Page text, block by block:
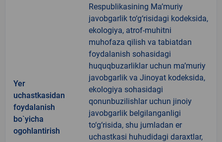
Yer
uchastkasidan
foydalanish
bo`yicha
ogohlantirish
Respublikasining Ma’muriy
javobgarlik to‘g‘risidagi kodeksida,
ekologiya, atrof-muhitni
muhofaza qilish va tabiatdan
foydalanish sohasidagi
huquqbuzarliklar uchun ma’muriy
javobgarlik va Jinoyat kodeksida,
ekologiya sohasidagi
qonunbuzilishlar uchun jinoiy
javobgarlik belgilanganligi
to‘g‘risida, shu jumladan er
uchastkasi huhudidagi daraxtlar,